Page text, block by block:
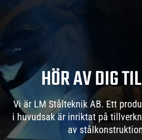
HÖR AV DIG
Vi är LM Stålteknik AB. Ett
i huvudsak är inriktat på
av